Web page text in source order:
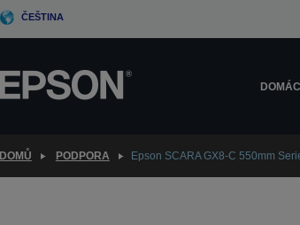
ČEŠTINA
DOMŮ PODPORA Epson SCARA GX8-C 550mm